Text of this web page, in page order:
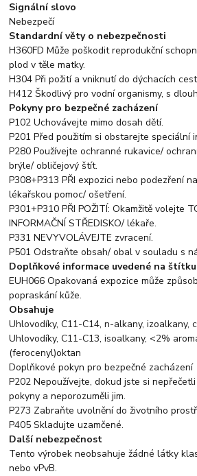
Signální slovo
Nebezpečí
Standardní věty o nebezpečnosti
H360FD Může poškodit reprodukční
plod v těle matky.
H304 Při požití a vniknutí do dýchacích
H412 Škodlivý pro vodní organismy, s
Pokyny pro bezpečné zacházení
P102 Uchovávejte mimo dosah dětí.
P201 Před použitím si obstarejte speciální
P280 Používejte ochranné rukavice/
brýle/ obličejový štít.
P308+P313 PŘI expozici nebo podezření
lékařskou pomoc/ ošetření.
P301+P310 PŘI POŽITÍ: Okamžitě volejte
INFORMAČNÍ STŘEDISKO/ lékaře.
P331 NEVYVOLÁVEJTE zvracení.
P501 Odstraňte obsah/ obal v souladu s
Doplňkové informace uvedené na štítku
EUH066 Opakovaná expozice může
popraskání kůže.
Obsahuje
Uhlovodíky, C11-C14, n-alkany, izoalkany,
Uhlovodíky, C11-C13, isoalkany, <2%
(ferocenyl)oktan
Doplňkové pokyn pro bezpečné zacházení
P202 Nepoužívejte, dokud jste si
pokyny a neporozuměli jim.
P273 Zabraňte uvolnění do životního
P405 Skladujte uzamčené.
Další nebezpečnost
Tento výrobek neobsahuje žádné látky
nebo vPvB.